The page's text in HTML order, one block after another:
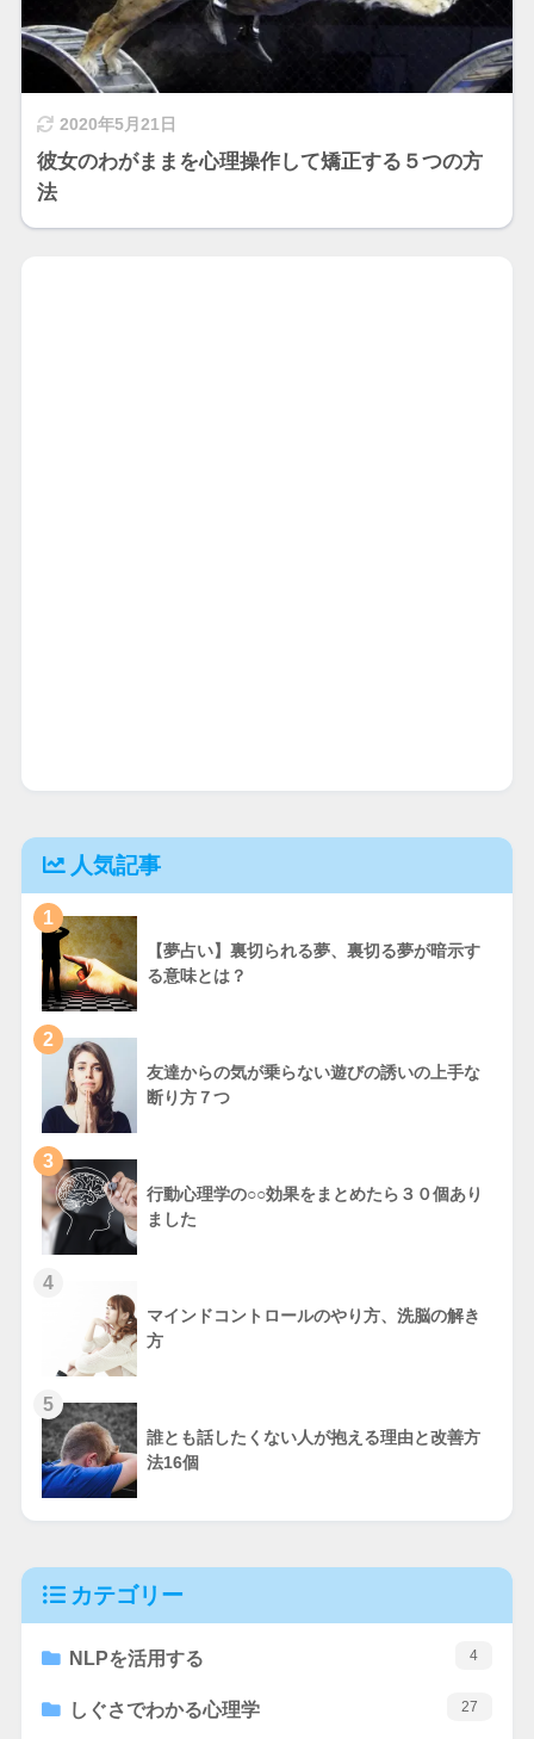
2020年5月21日
彼女のわがままを心理操作して矯正する５つの方
法
人気記事
1
【夢占い】裏切られる夢、裏切る夢が暗示す
る意味とは？
2
友達からの気が乗らない遊びの誘いの上手な
断り方７つ
3
行動心理学の○○効果をまとめたら３０個あり
ました
4
マインドコントロールのやり方、洗脳の解き
方
5
誰とも話したくない人が抱える理由と改善方
法16個
カテゴリー
NLPを活用する 4
しぐさでわかる心理学 27